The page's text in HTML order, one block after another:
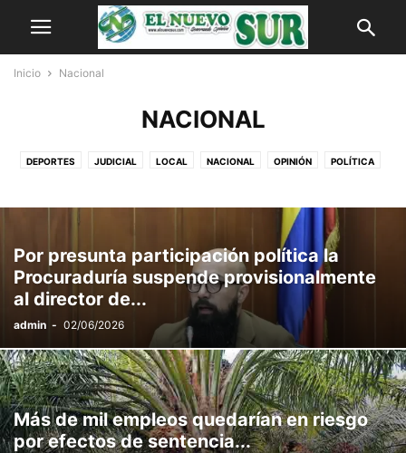
Inicio Nacional
NACIONAL
DEPORTES JUDICIAL LOCAL NACIONAL OPINIÓN POLÍTICA
Por presunta participación política la
Procuraduría suspende provisionalmente
al director de...
admin - 02/06/2026
Más de mil empleos quedarían en riesgo
por efectos de sentencia...